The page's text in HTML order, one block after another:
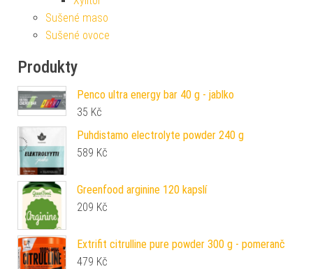
Sušené maso
Sušené ovoce
Produkty
Penco ultra energy bar 40 g - jablko
35 Kč
Puhdistamo electrolyte powder 240 g
589 Kč
Greenfood arginine 120 kapslí
209 Kč
Extrifit citrulline pure powder 300 g - pomeranč
479 Kč